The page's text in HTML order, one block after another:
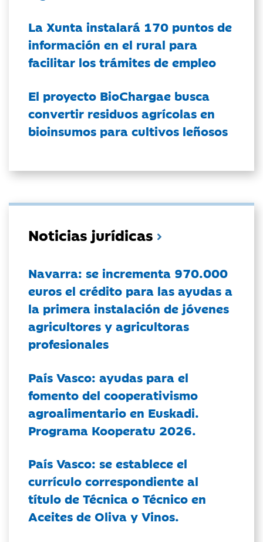
La Xunta instalará 170 puntos de
información en el rural para
facilitar los trámites de empleo
El proyecto BioChargae busca
convertir residuos agrícolas en
bioinsumos para cultivos leñosos
Noticias jurídicas
Navarra: se incrementa 970.000
euros el crédito para las ayudas a
la primera instalación de jóvenes
agricultores y agricultoras
profesionales
País Vasco: ayudas para el
fomento del cooperativismo
agroalimentario en Euskadi.
Programa Kooperatu 2026.
País Vasco: se establece el
currículo correspondiente al
título de Técnica o Técnico en
Aceites de Oliva y Vinos.